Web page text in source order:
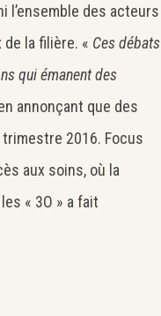
l’ensemble des acteurs
la filière. « Ces débats
qui émanent des
annonçant que des
2016. Focus
aux soins, où la
« 3O » a fait